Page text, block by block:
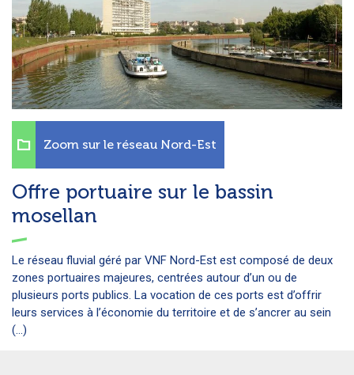
Offre portuaire sur le bassin
mosellan
Le réseau fluvial géré par VNF Nord-Est est composé de deux
zones portuaires majeures, centrées autour d’un ou de
plusieurs ports publics. La vocation de ces ports est d’offrir
leurs services à l’économie du territoire et de s’ancrer au sein
(...)
Zoom sur le réseau Nord-Est